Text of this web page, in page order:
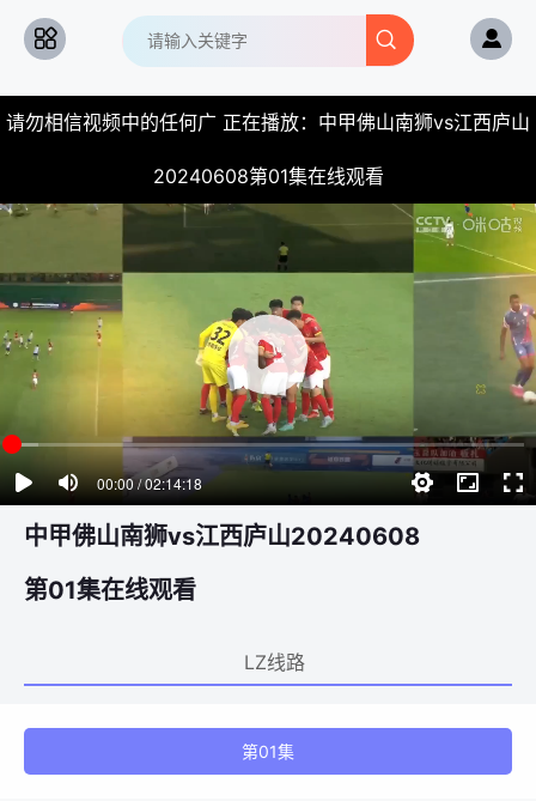
请勿相信视频中的任何广 正在播放：中甲佛山南狮vs江西庐山
20240608第01集在线观看
中甲佛山南狮vs江西庐山20240608
第01集在线观看
LZ线路
第01集